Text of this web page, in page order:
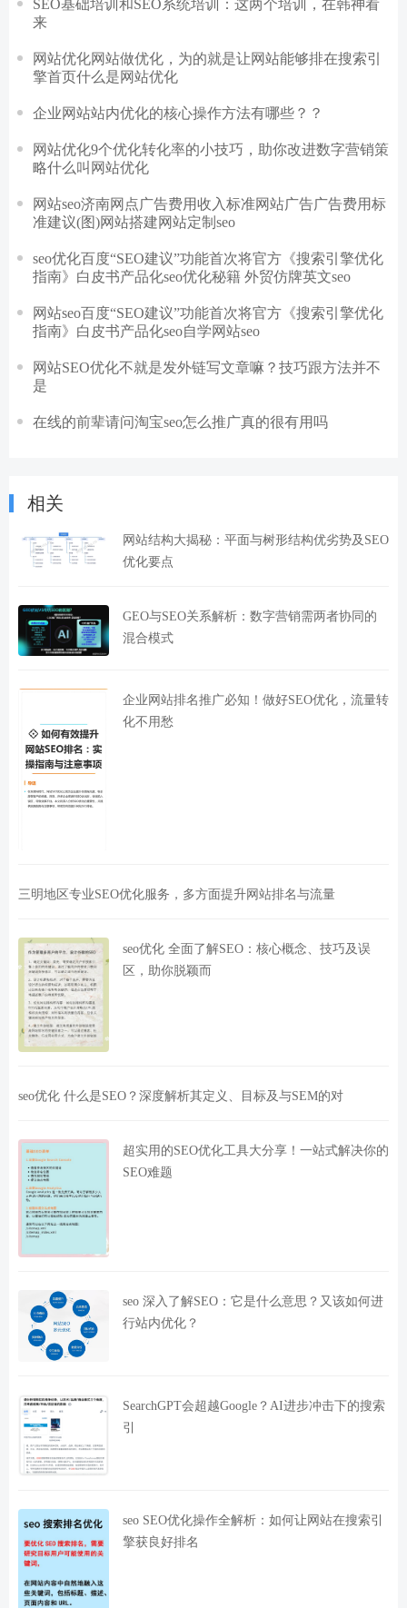
SEO基础培训和SEO系统培训：这两个培训，在韩神看
来
网站优化网站做优化，为的就是让网站能够排在搜索引
擎首页什么是网站优化
企业网站站内优化的核心操作方法有哪些？？
网站优化9个优化转化率的小技巧，助你改进数字营销策
略什么叫网站优化
网站seo济南网点广告费用收入标准网站广告广告费用标
准建议(图)网站搭建网站定制seo
seo优化百度“SEO建议”功能首次将官方《搜索引擎优化
指南》白皮书产品化seo优化秘籍 外贸仿牌英文seo
网站seo百度“SEO建议”功能首次将官方《搜索引擎优化
指南》白皮书产品化seo自学网站seo
网站SEO优化不就是发外链写文章嘛？技巧跟方法并不
是
在线的前辈请问淘宝seo怎么推广真的很有用吗
相关
网站结构大揭秘：平面与树形结构优劣势及SEO
优化要点
GEO与SEO关系解析：数字营销需两者协同的
混合模式
企业网站排名推广必知！做好SEO优化，流量转
化不用愁
三明地区专业SEO优化服务，多方面提升网站排名与流量
seo优化 全面了解SEO：核心概念、技巧及误
区，助你脱颖而
seo优化 什么是SEO？深度解析其定义、目标及与SEM的对
超实用的SEO优化工具大分享！一站式解决你的
SEO难题
seo 深入了解SEO：它是什么意思？又该如何进
行站内优化？
SearchGPT会超越Google？AI进步冲击下的搜索
引
seo SEO优化操作全解析：如何让网站在搜索引
擎获良好排名